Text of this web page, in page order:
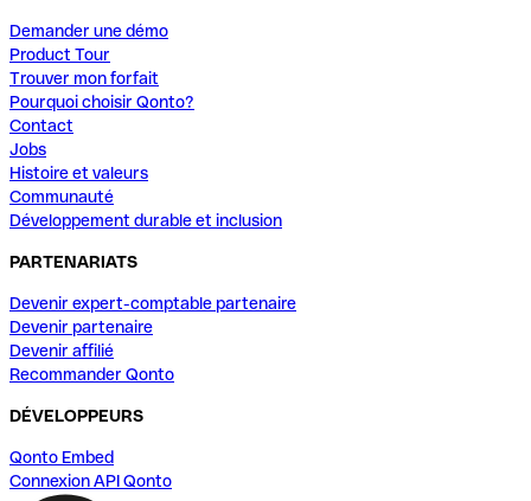
Demander une démo
Product Tour
Trouver mon forfait
Pourquoi choisir Qonto?
Contact
Jobs
Histoire et valeurs
Communauté
Développement durable et inclusion
PARTENARIATS
Devenir expert-comptable partenaire
Devenir partenaire
Devenir affilié
Recommander Qonto
DÉVELOPPEURS
Qonto Embed
Connexion API Qonto